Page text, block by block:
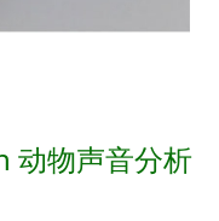
动物声音分析